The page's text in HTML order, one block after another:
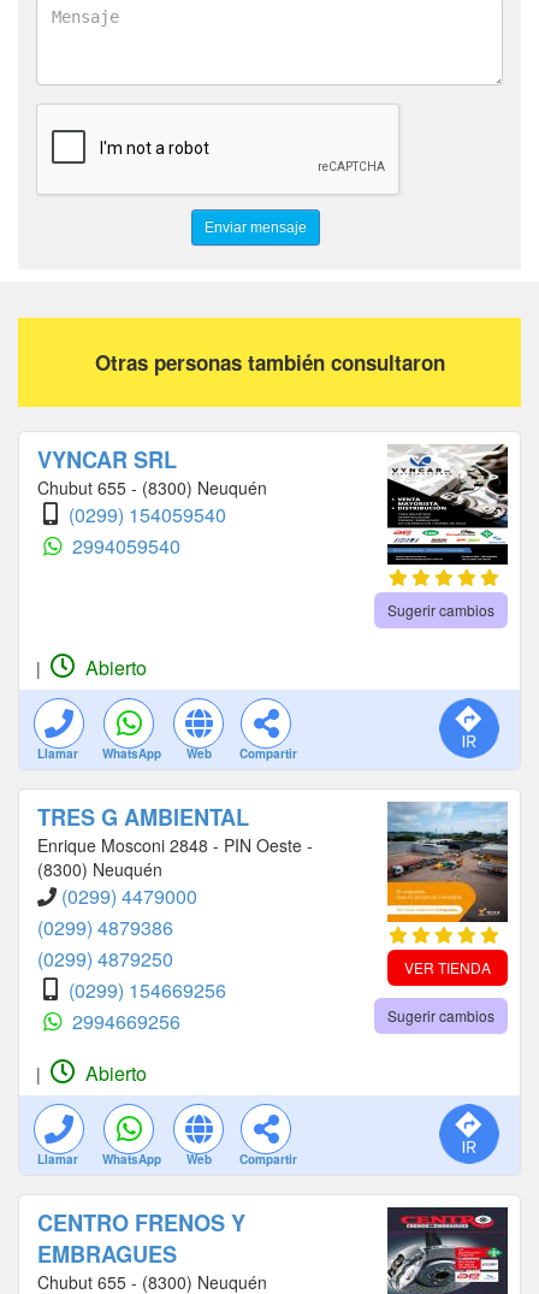
Otras personas también consultaron
VYNCAR SRL
Chubut 655 - (8300) Neuquén
(0299) 154059540
2994059540
Sugerir cambios
| Abierto
Llamar WhatsApp Web Compartir
TRES G AMBIENTAL
Enrique Mosconi 2848 - PIN Oeste -
(8300) Neuquén
(0299) 4479000
(0299) 4879386
(0299) 4879250
(0299) 154669256
2994669256
VER TIENDA
Sugerir cambios
| Abierto
Llamar WhatsApp Web Compartir
CENTRO FRENOS Y
EMBRAGUES
Chubut 655 - (8300) Neuquén